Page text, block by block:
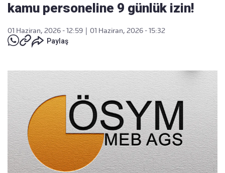
kamu personeline 9 günlük izin!
01 Haziran, 2026 - 12:59
01 Haziran, 2026 - 15:32
Paylaş